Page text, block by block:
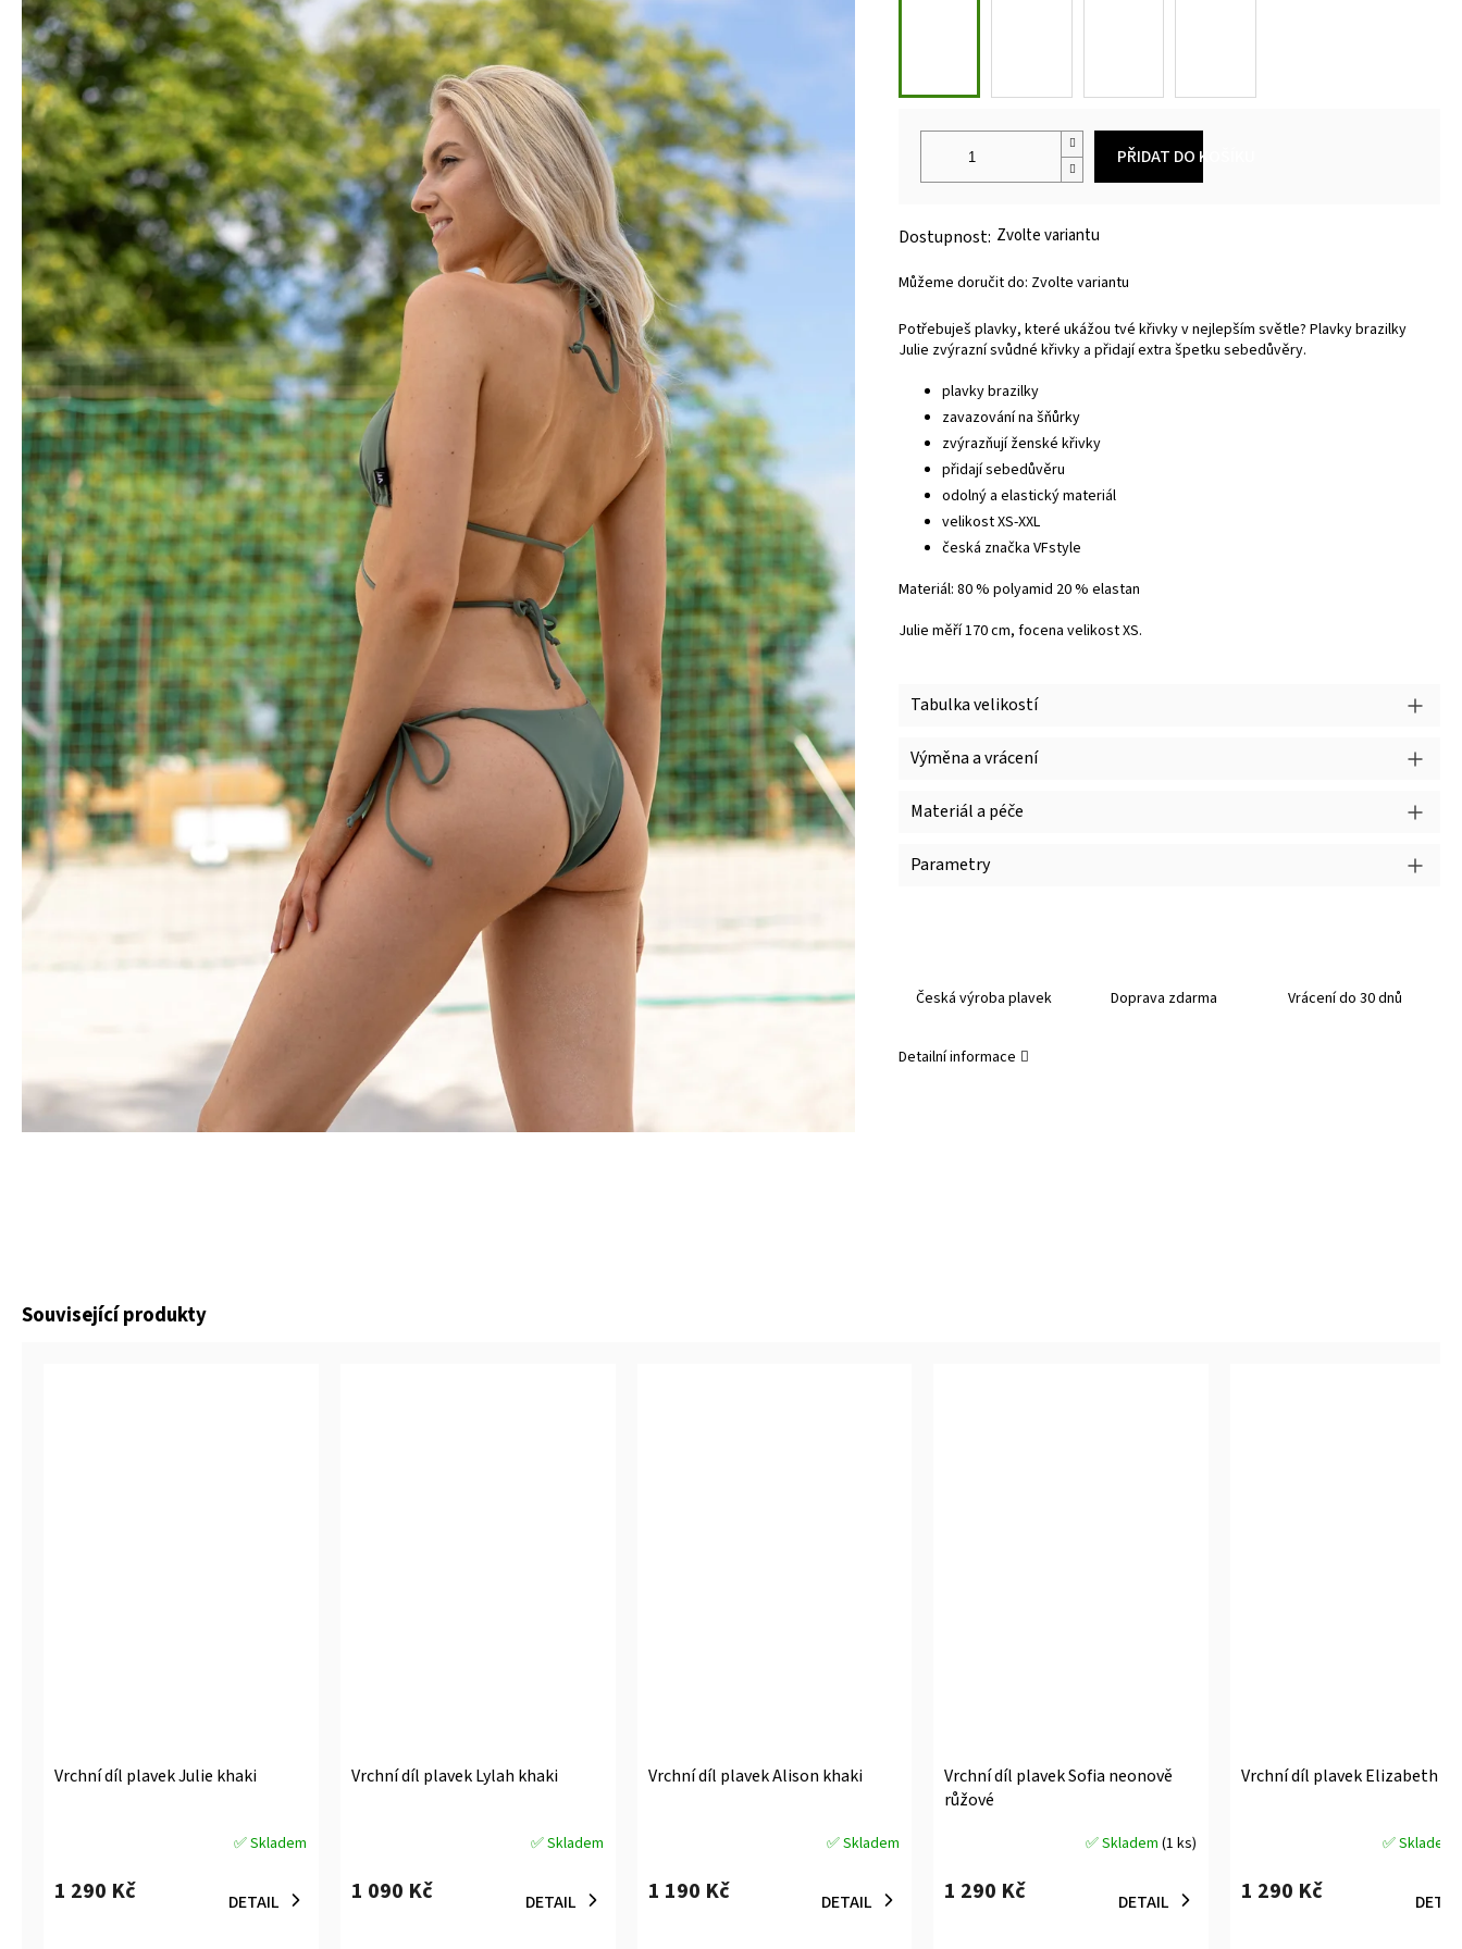
Zvolte variantu
Můžeme doručit do: Zvolte variantu
PŘIDAT DO KOŠÍKU
Tabulka velikostí
Výměna a vrácení
Materiál a péče
Parametry
Česká výroba plavek Doprava zdarma Vrácení do 30 dnů
Potřebuješ plavky, které ukážou tvé křivky v nejlepším světle? Plavky brazilky
Julie zvýrazní svůdné křivky a přidají extra špetku sebedůvěry.
plavky brazilky
zavazování na šňůrky
zvýrazňují ženské křivky
přidají sebedůvěru
odolný a elastický materiál
velikost XS-XXL
česká značka VFstyle
Materiál: 80 % polyamid 20 % elastan
Julie měří 170 cm, focena velikost XS.
Detailní informace
Související produkty
Vrchní díl plavek Julie khaki
produktu
✅ Skladem
1 290 Kč DETAIL
Vrchní díl plavek Lylah khaki
produktu
✅ Skladem
1 090 Kč DETAIL
Vrchní díl plavek Alison khaki
produktu
✅ Skladem
1 190 Kč DETAIL
Vrchní díl plavek Sofia neonově
růžové
produktu
✅ Skladem(1 ks)
1 290 Kč DETAIL
Vrchní díl plavek Elizabeth
produktu
✅ Skladem
1 290 Kč